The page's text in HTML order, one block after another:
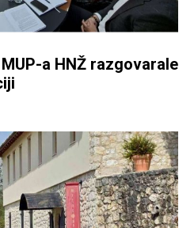
a HNŽ razgovarale